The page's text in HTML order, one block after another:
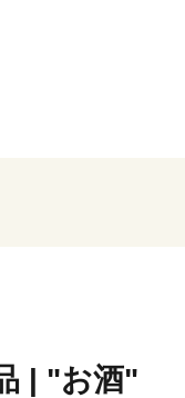
| "お酒"